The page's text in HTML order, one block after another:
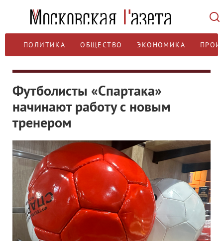
ПОЛИТИКА ОБЩЕСТВО ЭКОНОМИКА
Футболисты «Спартака»
начинают работу с новым
тренером